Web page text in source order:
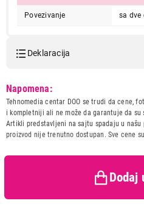
Povezivanje sa dve
Deklaracija
Naziv i vrsta robe:
SET
Uvoznik:
220B
Zemlja porekla:
Poljska
kupaca
Napomena:
Tehnomedia centar DOO se trudi da cene,
i kompletniji ali ne može da garantuje da su
Artikli predstavljeni na sajtu spadaju u našu
proizvod nije trenutno dostupan. Sve cene
Dodaj
SET SLAVINA I SUDOPERA
DEANTE SET
Proizvod je dodat u
Nastavi kupovinu